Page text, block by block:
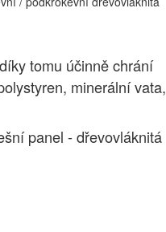
tomu účinně chrání
minerální vata,
panel - dřevovláknitá